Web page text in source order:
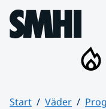
Hoppa till sidans innehåll
Start Väder